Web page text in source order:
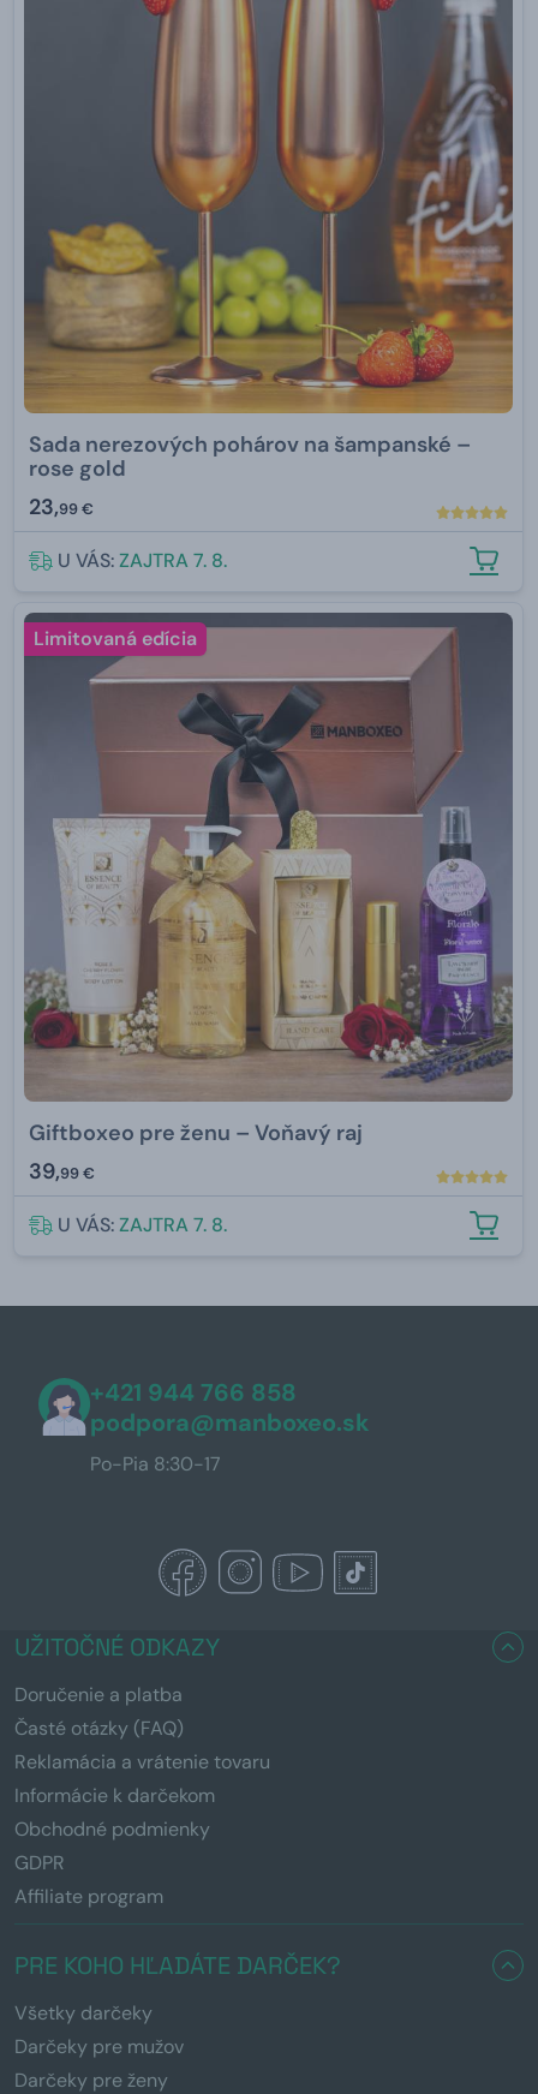
Sada nerezových pohárov na šampanské –
rose gold
23,99 €
U VÁS:ZAJTRA 7. 8.
Limitovaná edícia
Giftboxeo pre ženu – Voňavý raj
39,99 €
U VÁS:ZAJTRA 7. 8.
+421 944 766 858
podpora@manboxeo.sk
Po-Pia 8:30-17
UŽITOČNÉ ODKAZY
Doručenie a platba
Časté otázky (FAQ)
Reklamácia a vrátenie tovaru
Informácie k darčekom
Obchodné podmienky
GDPR
Affiliate program
PRE KOHO HĽADÁTE DARČEK?
Všetky darčeky
Darčeky pre mužov
Darčeky pre ženy